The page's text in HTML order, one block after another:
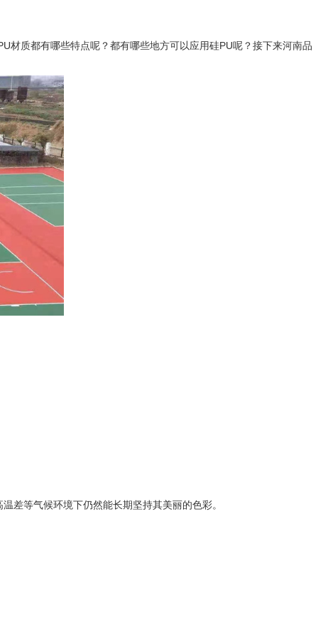
材质都有哪些特点呢？都有哪些地方可以应用硅PU呢？接下来河南品
差等气候环境下仍然能长期坚持其美丽的色彩。